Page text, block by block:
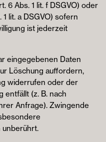
6 Abs. 1 lit. f DSGVO) oder
lit. a DSGVO) sofern
ist jederzeit
eingegebenen Daten
Löschung auffordern,
widerrufen oder der
entfällt (z. B. nach
Anfrage). Zwingende
unberührt.